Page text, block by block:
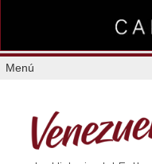
Menú